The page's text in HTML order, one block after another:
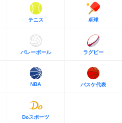
テニス 卓球
バレーボール ラグビー
NBA バスケ代表
Doスポーツ